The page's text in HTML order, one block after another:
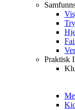
Praktisk